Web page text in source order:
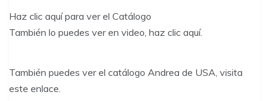
Haz clic aquí para ver el Catálogo
También lo puedes ver en video, haz clic aquí.
También puedes ver el catálogo Andrea de USA, visita
este enlace.